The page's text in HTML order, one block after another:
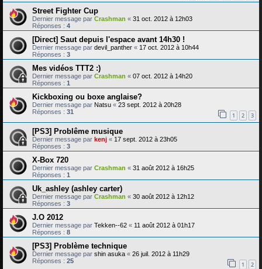
Street Fighter Cup
Dernier message par Crashman « 31 oct. 2012 à 12h03
Réponses : 4
[Direct] Saut depuis l'espace avant 14h30 !
Dernier message par devil_panther « 17 oct. 2012 à 10h44
Réponses : 3
Mes vidéos TTT2 :)
Dernier message par Crashman « 07 oct. 2012 à 14h20
Réponses : 1
Kickboxing ou boxe anglaise?
Dernier message par Natsu « 23 sept. 2012 à 20h28
Réponses : 31 1 2 3
[PS3] Problême musique
Dernier message par kenj « 17 sept. 2012 à 23h05
Réponses : 3
X-Box 720
Dernier message par Crashman « 31 août 2012 à 16h25
Réponses : 1
Uk_ashley (ashley carter)
Dernier message par Crashman « 30 août 2012 à 12h12
Réponses : 3
J.O 2012
Dernier message par Tekken--62 « 11 août 2012 à 01h17
Réponses : 8
[PS3] Problème technique
Dernier message par shin asuka « 26 juil. 2012 à 11h29
Réponses : 25 1 2